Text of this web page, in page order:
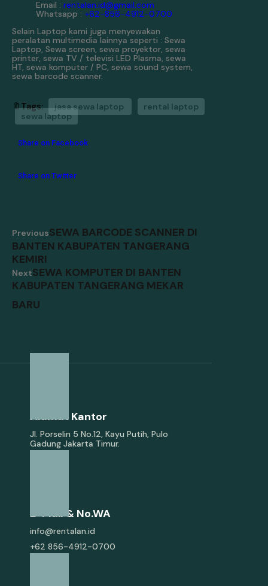
Email : rentalan.id@gmail.com
Whatsapp : +62-856-4912-0700
Selain Laptop kami juga menyewakan
peralatan multimedia lainnya seperti : Sewa
Laptop, Sewa screen, sewa proyektor, sewa
printer, sewa TV / televisi LED Plasma, sewa
HT, sewa komputer / PC, sewa sound system,
sewa barcode scanner.
🔖Tags: jasa sewa laptop
rental laptop
sewa laptop
Share on Facebook
Share on Twitter
PreviousSEWA BARCODE SCANNER DI
BANTEN KABUPATEN TANGERANG
KEMIRI
NextSEWA KOMPUTER DI BANTEN
KABUPATEN TANGERANG MEKAR
BARU
Alamat Kantor
Jl. Porselin 5 No.12, Kayu Putih, Pulo
Gadung Jakarta Timur.
E-Mail & No.WA
info@rentalan.id
+62 856-4912-0700